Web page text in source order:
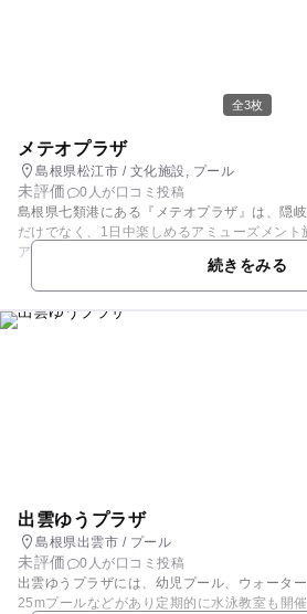
全3枚
メテオプラザ
島根県松江市 / 文化施設, プール
未評価
0人が口コミ投稿
島根県七類港にある『メテオプラザ』は、隠
だけでなく、1日中楽しめるアミューズメント施設です。 メ
アムでは、オリジナルアニメーション「星の
を巨大なスクリーンで迫力のある映像を楽し
物の隕石「美保関いん石」が常設展示してあ
てみませんか？ リラックスルームにはリラックスマシーンとトレーニング
マシーンを備え癒しと美容と健康を目的とし
をご利用のお客様はトレーニングマシーンに
続きをみる
出雲ゆうプラザ
島根県出雲市 / プール
未評価
0人が口コミ投稿
出雲ゆうプラザには、幼児プール、ウォータ
25mプールなどがあり定期的に水泳教室も開